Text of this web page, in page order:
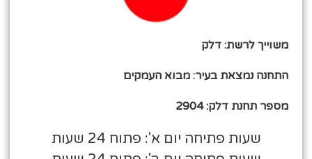
משוייך לרשת: דלק
התחנה נמצאת בעיר: מבוא העמקים
מספר תחנת דלק: 2904
שעות פתיחה יום א': פתוח 24 שעות